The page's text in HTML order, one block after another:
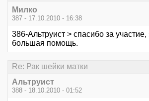
Милко
387 - 17.10.2010 - 16:38
386-Альтруист > спасибо за участие,
большая помощь.
Re: Рак шейки матки
Альтруист
388 - 18.10.2010 - 01:52